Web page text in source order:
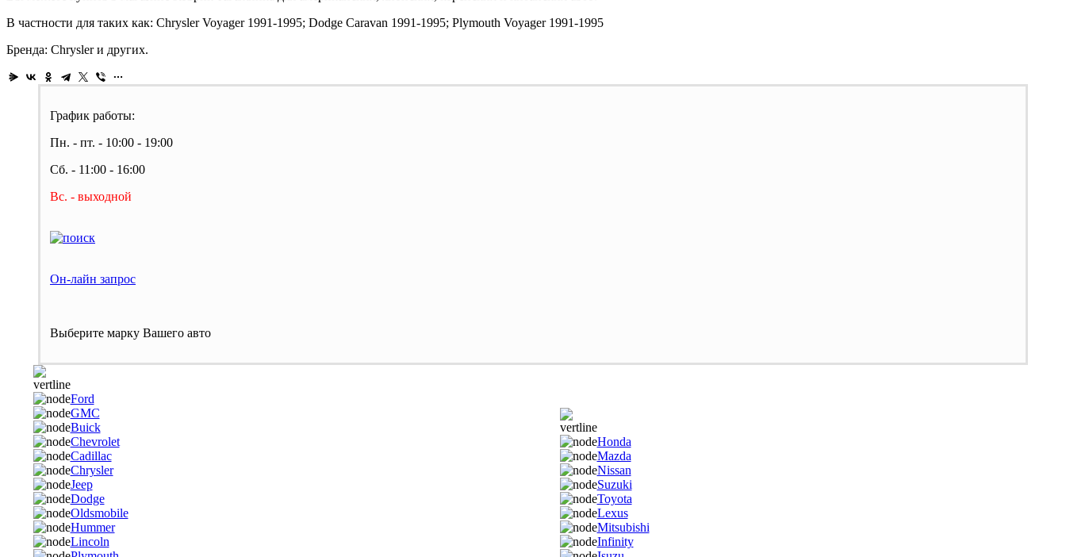
В частности для таких как: Chrysler Voyager 1991-1995; Dodge Caravan 1991-1995; Plymouth Voyager 1991-1995
Бренда: Chrysler и других.
График работы:
Пн. - пт. - 10:00 - 19:00
Сб. - 11:00 - 16:00
Вс. - выходной
Он-лайн запрос
Выберите марку Вашего авто
Ford
GMC
Buick
Chevrolet
Cadillac
Chrysler
Jeep
Dodge
Oldsmobile
Hummer
Lincoln
Honda
Mazda
Nissan
Suzuki
Toyota
Lexus
Mitsubishi
Infinity